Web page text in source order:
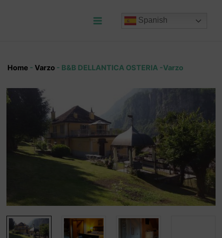
Spanish
Home - Varzo - B&B DELLANTICA OSTERIA -Varzo